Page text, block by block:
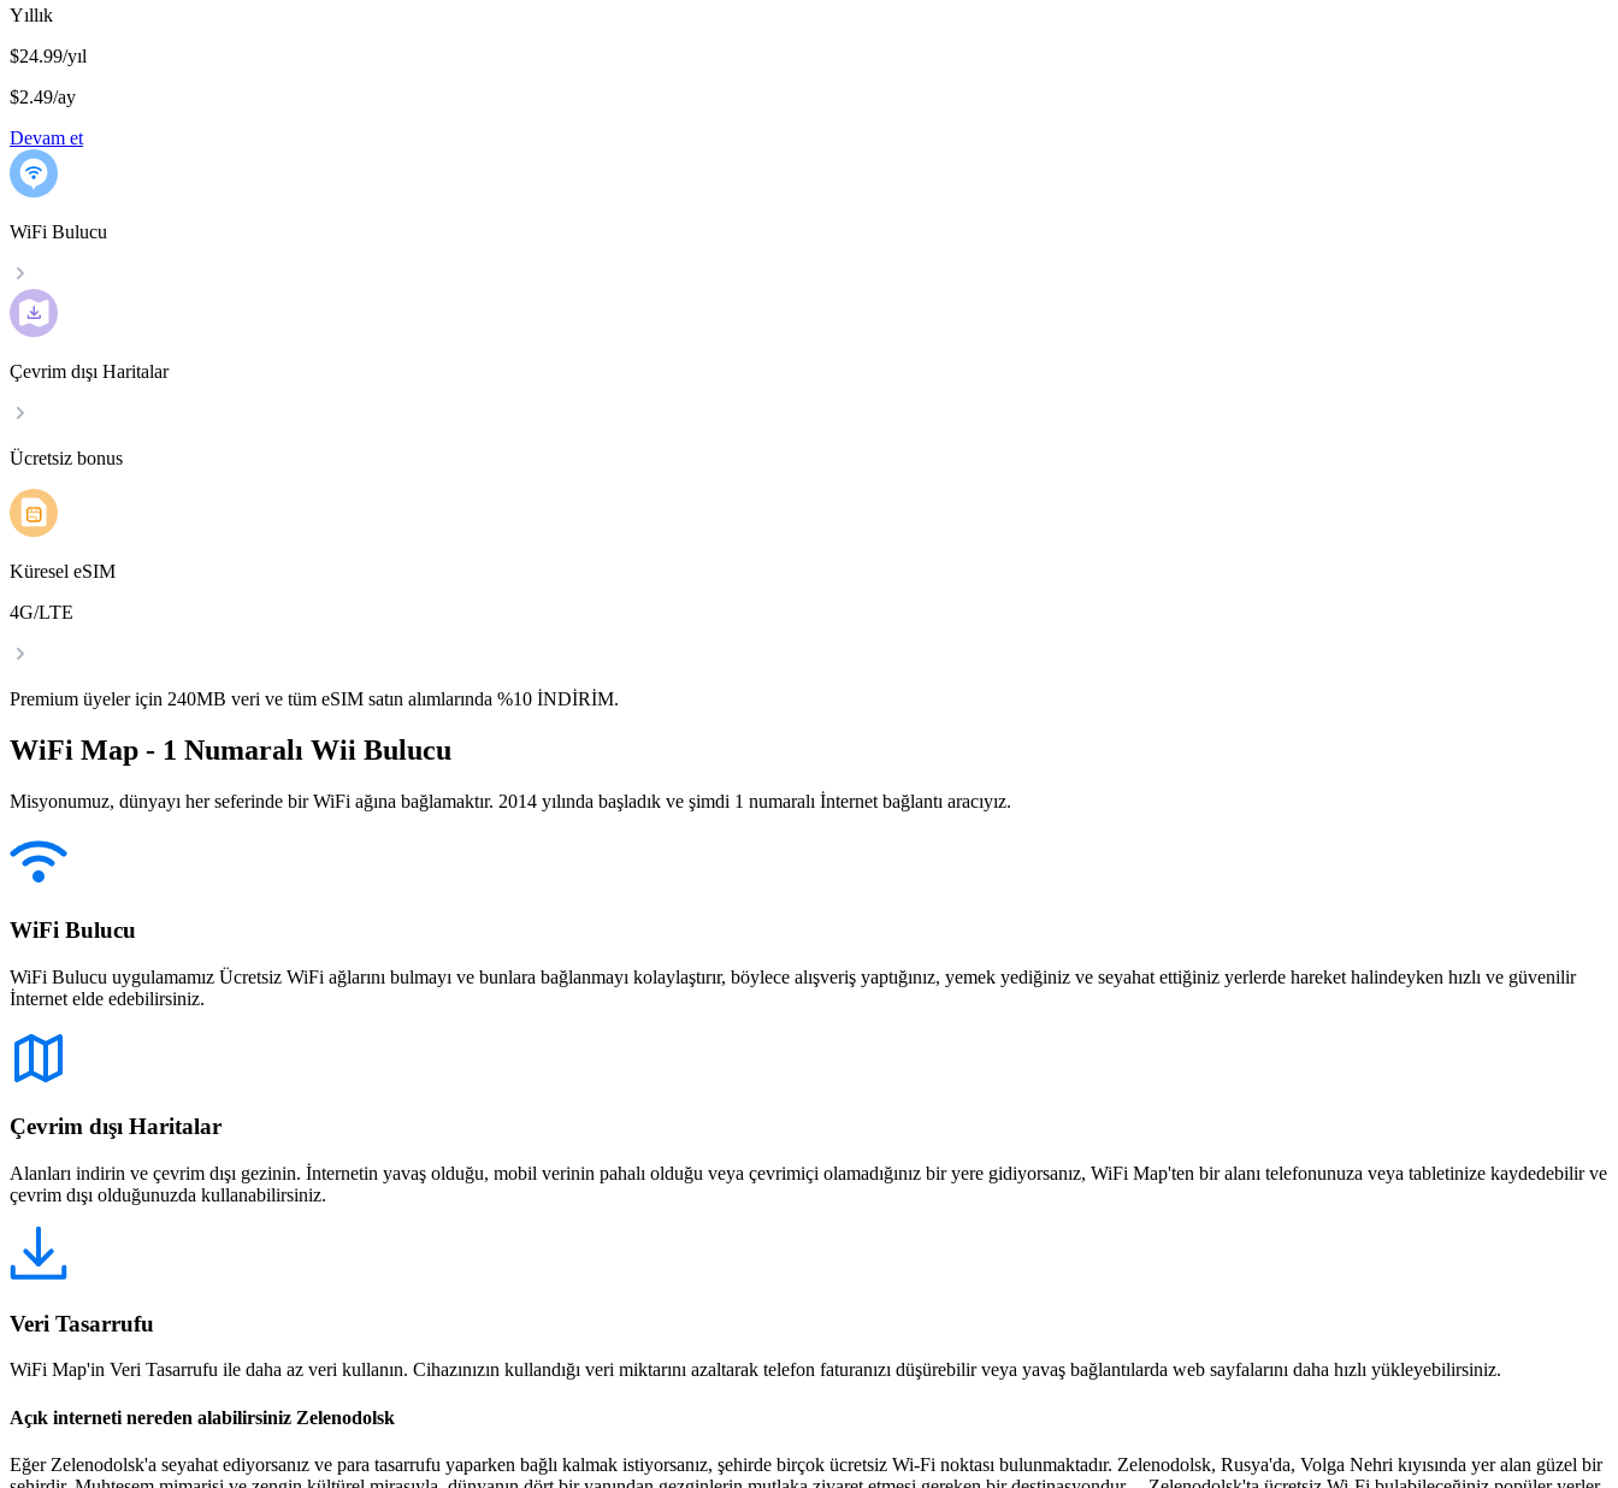
Yıllık
$24.99/yıl
$2.49/ay
Devam et
WiFi Bulucu
Çevrim dışı Haritalar
Ücretsiz bonus
Küresel eSIM
4G/LTE
Premium üyeler için 240MB veri ve tüm eSIM satın alımlarında %10 İNDİRİM.
WiFi Map - 1 Numaralı Wii Bulucu
Misyonumuz, dünyayı her seferinde bir WiFi ağına bağlamaktır. 2014 yılında başladık ve şimdi 1 numaralı İnternet bağlantı aracıyız.
WiFi Bulucu
WiFi Bulucu uygulamamız Ücretsiz WiFi ağlarını bulmayı ve bunlara bağlanmayı kolaylaştırır, böylece alışveriş yaptığınız, yemek yediğiniz ve seyahat ettiğiniz yerlerde hareket halindeyken hızlı ve güvenilir
İnternet elde edebilirsiniz.
Çevrim dışı Haritalar
Alanları indirin ve çevrim dışı gezinin. İnternetin yavaş olduğu, mobil verinin pahalı olduğu veya çevrimiçi olamadığınız bir yere gidiyorsanız, WiFi Map'ten bir alanı telefonunuza veya tabletinize kaydedebilir ve
çevrim dışı olduğunuzda kullanabilirsiniz.
Veri Tasarrufu
WiFi Map'in Veri Tasarrufu ile daha az veri kullanın. Cihazınızın kullandığı veri miktarını azaltarak telefon faturanızı düşürebilir veya yavaş bağlantılarda web sayfalarını daha hızlı yükleyebilirsiniz.
Açık interneti nereden alabilirsiniz Zelenodolsk
Eğer Zelenodolsk'a seyahat ediyorsanız ve para tasarrufu yaparken bağlı kalmak istiyorsanız, şehirde birçok ücretsiz Wi-Fi noktası bulunmaktadır. Zelenodolsk, Rusya'da, Volga Nehri kıyısında yer alan güzel bir